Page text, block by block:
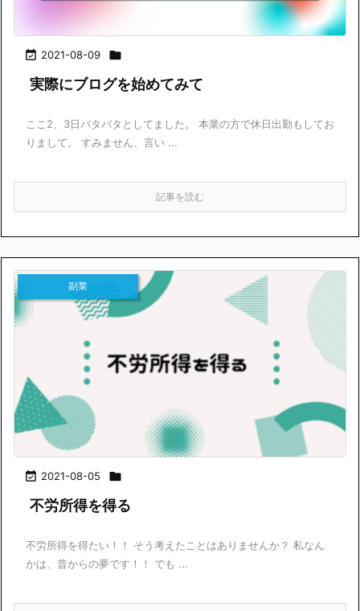
 2021-08-09 
実際にブログを始めてみて
ここ2、3日バタバタとしてました。 本業の方で休日出勤もしてお
りまして。 すみません、言い ...
記事を読む
 2021-08-05 
副業
不労所得を得る
不労所得を得たい！！ そう考えたことはありませんか？ 私なん
かは、昔からの夢です！！ でも ...